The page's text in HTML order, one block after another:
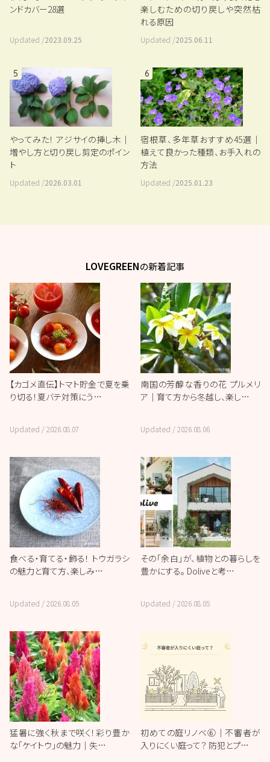
ンドカバー28選
Updated /2023.09.25
楽しむための切り戻しや突然枯
れる原因
Updated /2025.06.11
5
やってみた！ アジサイの挿し木｜
増やし方と切り戻し剪定のポイン
ト
Updated /2026.03.01
6
宿根草、多年草おすすめ45選｜
植えて良かった種類、お手入れの
方法
Updated /2025.01.23
LOVEGREENの新着記事
【カゴメ直伝】トマト貯金で夏を乗
り切る！夏バテ対策にう…
Updated /2026.08.07
南国の芳醇な香りの花 プルメリ
ア｜育て方から冬越し、楽し…
Updated /2026.08.06
食べる・育てる・飾る！ トウガラシ
の魅力と育て方、楽しみ…
Updated /2026.08.05
その「余白」が、植物との暮らしを
豊かにする。 Doliveと考…
Updated /2026.08.05
猛暑に強く秋まで咲く！彩り豊か
な「ケイトウ」の魅力｜失…
初めての庭リノベ⑥｜不審者が
入りにくい庭って？ 防犯とプ…